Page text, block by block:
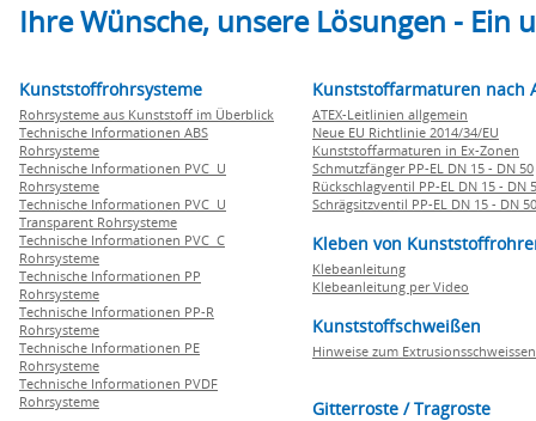
Ihre Wünsche, unsere Lösungen -
Kunststoffrohrsysteme
Rohrsysteme aus Kunststoff im Überblick
Technische Informationen ABS
Rohrsysteme
Technische Informationen PVC U
Rohrsysteme
Technische Informationen PVC U
Transparent Rohrsysteme
Technische Informationen PVC C
Rohrsysteme
Technische Informationen PP
Rohrsysteme
Technische Informationen PP-R
Rohrsysteme
Technische Informationen PE
Rohrsysteme
Technische Informationen PVDF
Rohrsysteme
Kunststoffarmaturen nach
ATEX-Leitlinien allgemein
Neue EU Richtlinie 2014/34/EU
Kunststoffarmaturen in Ex-Zonen
Schmutzfänger PP-EL DN 15 - DN 50
Rückschlagventil PP-EL DN 15 - DN
Schrägsitzventil PP-EL DN 15 - DN 50
Kleben von
Klebeanleitung
Klebeanleitung per Video
Kunststoffschweißen
Hinweise zum Extrusionsschweissen
Gitterroste / Tragroste